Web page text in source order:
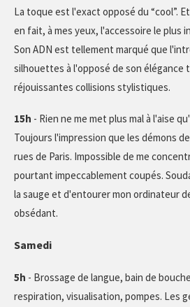
La toque est l'exact opposé du “cool”.
en fait, à mes yeux, l'accessoire le plus
Son ADN est tellement marqué que
silhouettes à l'opposé de son élégance
réjouissantes collisions stylistiques.
15h - Rien ne me met plus mal à l'aise
Toujours l'impression que les démons
rues de Paris. Impossible de me
pourtant impeccablement coupés.
la sauge et d'entourer mon ordinateur
obsédant.
Samedi
5h - Brossage de langue, bain de
respiration, visualisation, pompes. Les